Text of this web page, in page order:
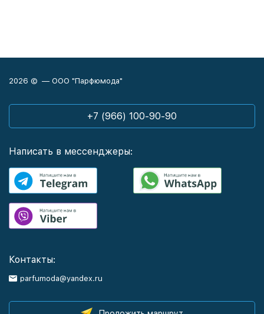
2026 © — ООО "Парфюмода"
+7 (966) 100-90-90
Написать в мессенджеры:
Контакты:
parfumoda@yandex.ru